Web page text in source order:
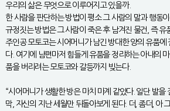
우리의 삶은 무엇으로 이루어지고 있을까.
한 사람을 판단하는 방법이 평소 그 사람의 말과 행동
규정짓는 방법은 그 사람이 죽은 후 남겨진 물건, 즉 유
주인공 모토코는 시어머니가 남긴 방대한 양의 유품에
다. 여기에 남편마저 힘들게 유품을 정리하는 아내의
품을 버리려는 모토코와 갈등까지 빚는다.
“시어머니가 생활한 방은 마치 마계 같았다. 일단 발을
막, 자신의 지난 세월만 뒤돌아보게 된다. 더, 좀더, 아